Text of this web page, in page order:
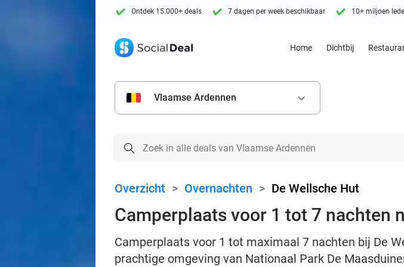
Ontdek 15.000+ deals 7 dagen per week beschikbaar 10+ miljoen
Home Dichtbij
Vlaamse Ardennen keyboard_arrow_down
Overzicht > Overnachten > De Wellsche Hut
Camperplaats voor 1 tot 7 nachten
Camperplaats voor 1 tot maximaal 7 nachten bij De
prachtige omgeving van Nationaal Park De